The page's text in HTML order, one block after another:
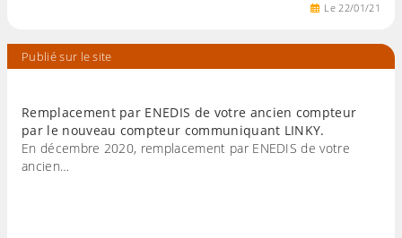
Le22/01/21
Publié sur le site
Remplacement par ENEDIS de votre ancien compteur
par le nouveau compteur communiquant LINKY.
En décembre 2020, remplacement par ENEDIS de votre
ancien…